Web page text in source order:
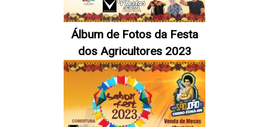
Álbum de Fotos da Festa
dos Agricultores 2023